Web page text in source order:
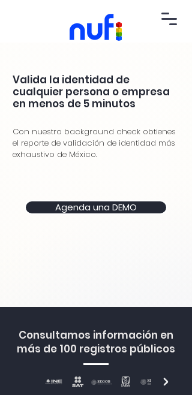
Valida la identidad de
cualquier persona o empresa
en menos de 5 minutos
Con nuestro background check obtienes
el reporte de validación de identidad más
exhaustivo de México.
Agenda una DEMO
Consultamos información en
más de 100 registros públicos